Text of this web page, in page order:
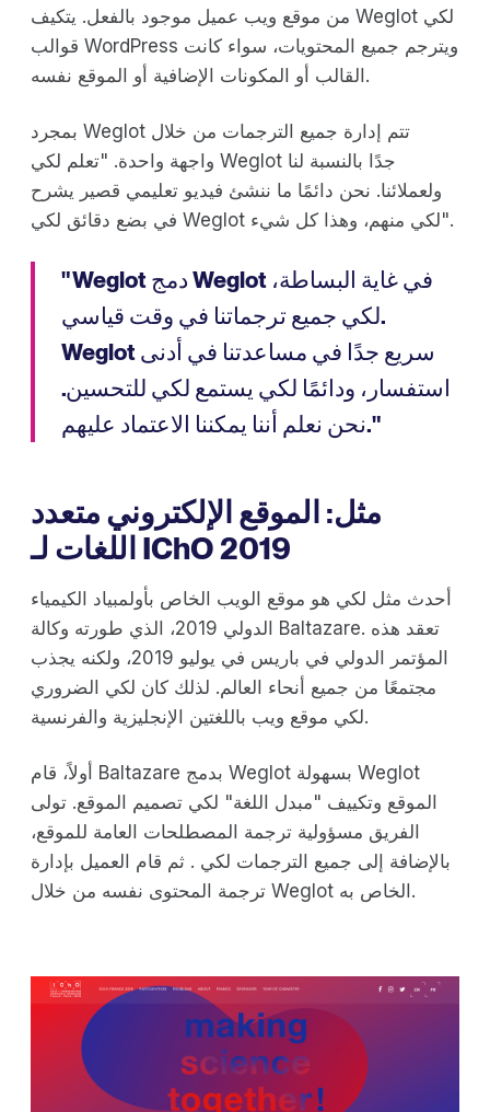
من موقع ويب عميل موجود بالفعل. يتكيف Weglot لكي
قوالب WordPress ويترجم جميع المحتويات، سواء كانت
القالب أو المكونات الإضافية أو الموقع نفسه.
بمجرد Weglot تتم إدارة جميع الترجمات من خلال
واجهة واحدة. "تعلم لكي Weglot جدًا بالنسبة لنا
ولعملائنا. نحن دائمًا ما ننشئ فيديو تعليمي قصير يشرح
في بضع دقائق لكي Weglot لكي منهم، وهذا كل شيء".
" Weglot دمج Weglot في غاية البساطة،
لكي جميع ترجماتنا في وقت قياسي.
Weglot سريع جدًا في مساعدتنا في أدنى
استفسار، ودائمًا لكي يستمع لكي للتحسين.
نحن نعلم أننا يمكننا الاعتماد عليهم."
مثل: الموقع الإلكتروني متعدد
اللغات لـ IChO 2019
أحدث مثل لكي هو موقع الويب الخاص بأولمبياد الكيمياء
الدولي 2019، الذي طورته وكالة Baltazare. تعقد هذه
المؤتمر الدولي في باريس في يوليو 2019، ولكنه يجذب
مجتمعًا من جميع أنحاء العالم. لذلك كان لكي الضروري
لكي موقع ويب باللغتين الإنجليزية والفرنسية.
أولاً، قام Baltazare بدمج Weglot بسهولة Weglot
الموقع وتكييف "مبدل اللغة" لكي تصميم الموقع. تولى
الفريق مسؤولية ترجمة المصطلحات العامة للموقع،
بالإضافة إلى جميع الترجمات لكي . ثم قام العميل بإدارة
ترجمة المحتوى نفسه من خلال Weglot الخاص به.